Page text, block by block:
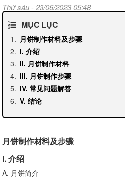
Thứ sáu - 23/06/2023 05:48
MỤC LỤC
月饼制作材料及步骤
I. 介绍
II. 月饼制作材料
III. 月饼制作步骤
IV. 常见问题解答
V. 结论
月饼制作材料及步骤
I. 介绍
A. 月饼简介